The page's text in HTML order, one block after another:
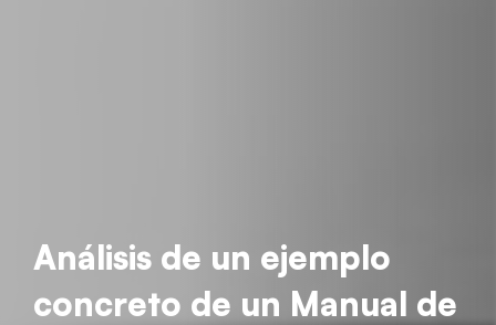
Análisis de un ejemplo
concreto de un Manual de